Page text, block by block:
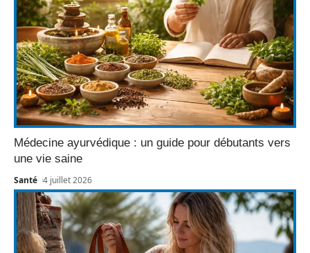
Médecine ayurvédique : un guide pour débutants vers
une vie saine
Santé 4 juillet 2026